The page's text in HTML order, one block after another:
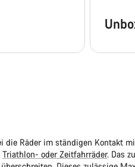
die Räder im ständigen Kontakt
Triathlon- oder Zeitfahrräder. Das